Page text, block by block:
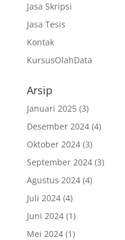
Jasa Skripsi
Jasa Tesis
Kontak
KursusOlahData
Arsip
Januari 2025(3)
Desember 2024(4)
Oktober 2024(3)
September 2024(3)
Agustus 2024(4)
Juli 2024(4)
Juni 2024(1)
Mei 2024(1)